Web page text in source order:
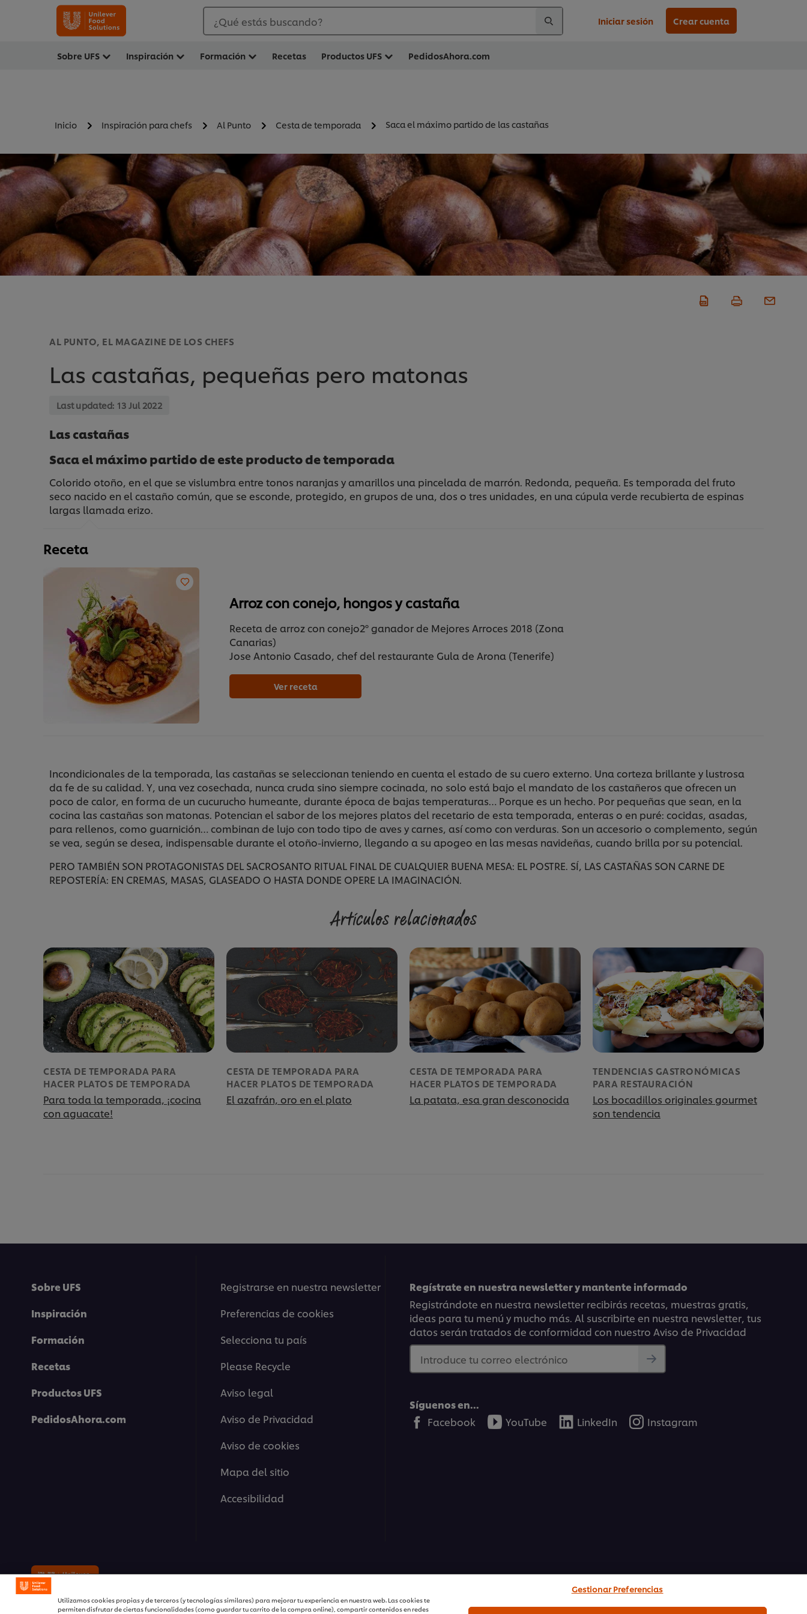
¿Qué estás buscando? Iniciar sesión Crear cuenta
Sobre UFS Inspiración Formación Recetas Productos UFS PedidosAhora.com
Inicio Inspiración para chefs Al Punto Cesta de temporada Saca el máximo partido de las castañas
AL PUNTO, EL MAGAZINE DE LOS CHEFS
Las castañas, pequeñas pero matonas
Last updated: 13 Jul 2022
Las castañas
Saca el máximo partido de este producto de temporada
Colorido otoño, en el que se vislumbra entre tonos naranjas y amarillos una pincelada de marrón. Redonda, pequeña. Es temporada del fruto
seco nacido en el castaño común, que se esconde, protegido, en grupos de una, dos o tres unidades, en una cúpula verde recubierta de espinas
largas llamada erizo.
Receta
Arroz con conejo, hongos y castaña
Receta de arroz con conejo2º ganador de Mejores Arroces 2018 (Zona
Canarias)
Jose Antonio Casado, chef del restaurante Gula de Arona (Tenerife)
Ver receta
Incondicionales de la temporada, las castañas se seleccionan teniendo en cuenta el estado de su cuero externo. Una corteza brillante y lustrosa
da fe de su calidad. Y, una vez cosechada, nunca cruda sino siempre cocinada, no solo está bajo el mandato de los castañeros que ofrecen un
poco de calor, en forma de un cucurucho humeante, durante época de bajas temperaturas… Porque es un hecho. Por pequeñas que sean, en la
cocina las castañas son matonas. Potencian el sabor de los mejores platos del recetario de esta temporada, enteras o en puré: cocidas, asadas,
para rellenos, como guarnición… combinan de lujo con todo tipo de aves y carnes, así como con verduras. Son un accesorio o complemento, según
se vea, según se desea, indispensable durante el otoño-invierno, llegando a su apogeo en las mesas navideñas, cuando brilla por su potencial.
PERO TAMBIÉN SON PROTAGONISTAS DEL SACROSANTO RITUAL FINAL DE CUALQUIER BUENA MESA: EL POSTRE. SÍ, LAS CASTAÑAS SON CARNE DE
REPOSTERÍA: EN CREMAS, MASAS, GLASEADO O HASTA DONDE OPERE LA IMAGINACIÓN.
Artículos relacionados
CESTA DE TEMPORADA PARA
HACER PLATOS DE TEMPORADA
Para toda la temporada, ¡cocina
con aguacate!
CESTA DE TEMPORADA PARA
HACER PLATOS DE TEMPORADA
El azafrán, oro en el plato
CESTA DE TEMPORADA PARA
HACER PLATOS DE TEMPORADA
La patata, esa gran desconocida
TENDENCIAS GASTRONÓMICAS
PARA RESTAURACIÓN
Los bocadillos originales gourmet
son tendencia
Sobre UFS
Inspiración
Formación
Recetas
Productos UFS
PedidosAhora.com
Registrarse en nuestra newsletter
Preferencias de cookies
Selecciona tu país
Please Recycle
Aviso legal
Aviso de Privacidad
Aviso de cookies
Mapa del sitio
Accesibilidad
Regístrate en nuestra newsletter y mantente informado
Registrándote en nuestra newsletter recibirás recetas, muestras gratis,
ideas para tu menú y mucho más. Al suscribirte en nuestra newsletter, tus
datos serán tratados de conformidad con nuestro Aviso de Privacidad
Introduce tu correo electrónico
Síguenos en...
Facebook
YouTube LinkedIn Instagram
Utilizamos cookies propias y de terceros (y tecnologías similares) para mejorar tu experiencia en nuestra web. Las cookies te
permiten disfrutar de ciertas funcionalidades (como guardar tu carrito de la compra online), compartir contenidos en redes
Gestionar Preferencias